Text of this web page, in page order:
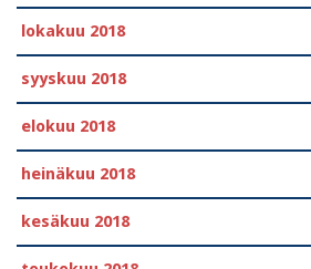
lokakuu 2018
syyskuu 2018
elokuu 2018
heinäkuu 2018
kesäkuu 2018